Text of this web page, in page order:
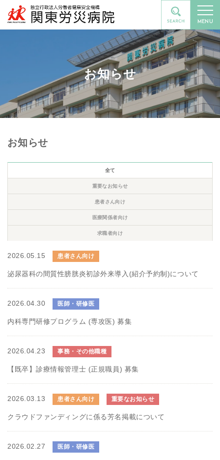
MENU
お知らせ
お知らせ
全て
重要なお知らせ
患者さん向け
医療関係者向け
求職者向け
2026.05.15 患者さん向け
泌尿器科の間質性膀胱炎初診外来導入(紹介予約制)について
2026.04.30 医師・研修医
内科専門研修プログラム (専攻医) 募集
2026.04.23 事務・その他職種
【既卒】診療情報管理士 (正規職員) 募集
2026.03.13 患者さん向け 重要なお知らせ
クラウドファンディングに係る芳名掲載について
2026.02.27 医師・研修医